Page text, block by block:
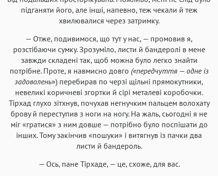
підганяти його, але інші, напевно, теж чекали й теж
хвилювалися через затримку.
— Отже, подивимося, що тут у нас, — промовив я,
розстібаючи сумку. Зрозуміло, листи й бандеролі в мене
завжди складені так, щоб можна було легко знайти
потрібне. Проте, я навмисно довго («передчуття — одне із
задоволень») перебирав по черзі щільні прямокутники,
невеликі коричневі згортки й сірі металеві коробочки.
Тірхад глухо зітхнув, почухав негнучким пальцем волохату
брову й переступив з ноги на ногу. На жаль, сьогодні я не
міг «гратися» з ним довше — потрібно було поспішати до
інших. Тому закінчив «пошуки» і витягнув із пачки два
листи й бандероль.
— Ось, пане Тірхаде, — це, схоже, для вас.